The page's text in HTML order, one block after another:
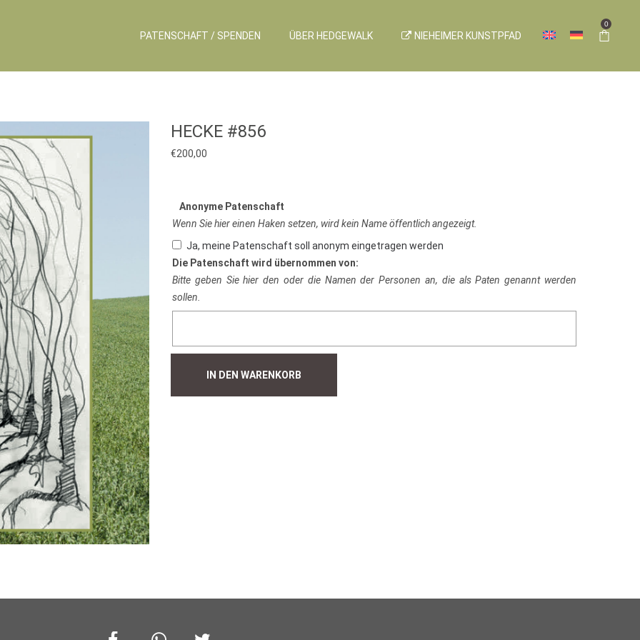
PATENSCHAFT / SPENDEN ÜBER HEDGEWALK NIEHEIMER KUNSTPFAD
0
HECKE #856
€200,00
Anonyme Patenschaft
Wenn Sie hier einen Haken setzen, wird kein Name öffentlich angezeigt.
Ja, meine Patenschaft soll anonym eingetragen werden
Die Patenschaft wird übernommen von:
Bitte geben Sie hier den oder die Namen der Personen an, die als Paten genannt werden
sollen.
Menge
IN DEN WARENKORB